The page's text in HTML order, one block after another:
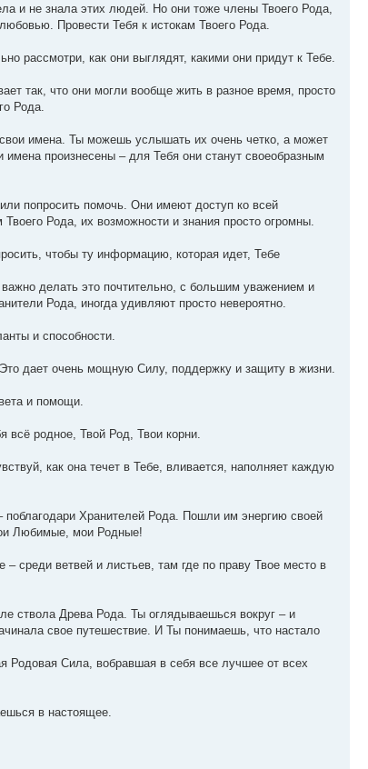
и не знала этих людей. Но они тоже члены Твоего Рода,
Провести Тебя к истокам Твоего Рода.
рассмотри, как они выглядят, какими они придут к Тебе.
так, что они могли вообще жить в разное время, просто
Рода.
имена. Ты можешь услышать их очень четко, а может
произнесены – для Тебя они станут своеобразным
попросить помочь. Они имеют доступ ко всей
Рода, их возможности и знания просто огромны.
чтобы ту информацию, которая идет, Тебе
делать это почтительно, с большим уважением и
Рода, иногда удивляют просто невероятно.
и способности.
дает очень мощную Силу, поддержку и защиту в жизни.
и помощи.
всё родное, Твой Род, Твои корни.
как она течет в Тебе, вливается, наполняет каждую
поблагодари Хранителей Рода. Пошли им энергию своей
Любимые, мои Родные!
среди ветвей и листьев, там где по праву Твое место в
ствола Древа Рода. Ты оглядываешься вокруг – и
свое путешествие. И Ты понимаешь, что настало
Родовая Сила, вобравшая в себя все лучшее от всех
в настоящее.